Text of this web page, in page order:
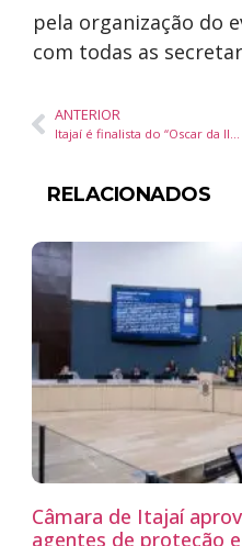
pela organização do
com todas as
ANTERIOR
Itajaí é finalista do “Oscar da Iluminação” com projeto que valoriza patrimônio histórico
RELACIONADOS
Câmara de Itajaí
agentes de proteção